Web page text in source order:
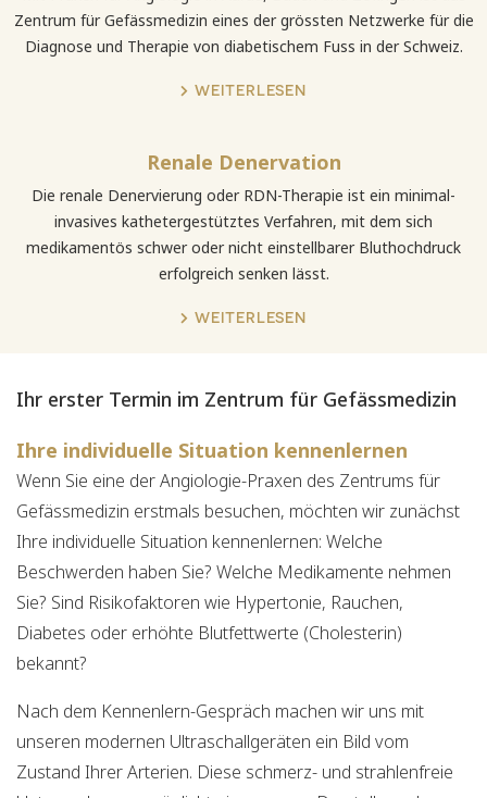
Zentrum für Gefässmedizin eines der grössten Netzwerke für die
Diagnose und Therapie von diabetischem Fuss in der Schweiz.
WEITERLESEN
Renale Denervation
Die renale Denervierung oder RDN-Therapie ist ein minimal-
invasives kathetergestütztes Verfahren, mit dem sich
medikamentös schwer oder nicht einstellbarer Bluthochdruck
erfolgreich senken lässt.
WEITERLESEN
Ihr erster Termin im Zentrum für Gefässmedizin
Ihre individuelle Situation kennenlernen
Wenn Sie eine der Angiologie-Praxen des Zentrums für
Gefässmedizin erstmals besuchen, möchten wir zunächst
Ihre individuelle Situation kennenlernen: Welche
Beschwerden haben Sie? Welche Medikamente nehmen
Sie? Sind Risikofaktoren wie Hypertonie, Rauchen,
Diabetes oder erhöhte Blutfettwerte (Cholesterin)
bekannt?
Nach dem Kennenlern-Gespräch machen wir uns mit
unseren modernen Ultraschallgeräten ein Bild vom
Zustand Ihrer Arterien. Diese schmerz- und strahlenfreie